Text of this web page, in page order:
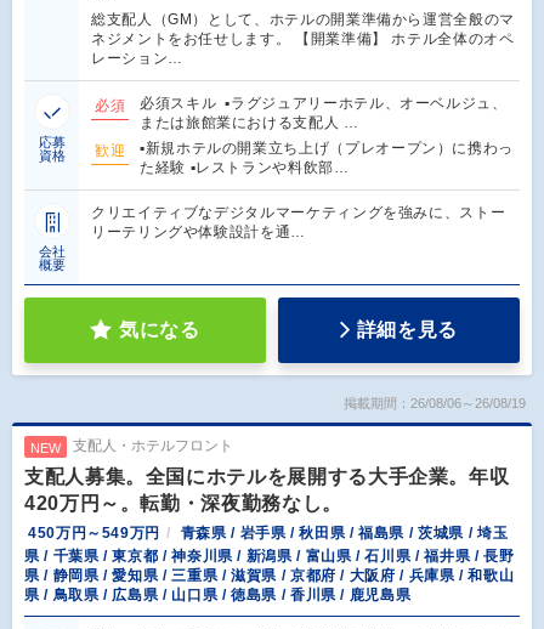
総支配人（GM）として、ホテルの開業準備から運営全般のマ
ネジメントをお任せします。 【開業準備】 ホテル全体のオペ
レーション…
応募
資格
必須
必須スキル ▪︎ラグジュアリーホテル、オーベルジュ、
または旅館業における支配人 …
歓迎
▪︎新規ホテルの開業立ち上げ（プレオープン）に携わっ
た経験 ▪︎レストランや料飲部…
会社
概要
クリエイティブなデジタルマーケティングを強みに、ストー
リーテリングや体験設計を通…
気になる 詳細を見る
掲載期間：26/08/06～26/08/19
NEW 支配人・ホテルフロント
支配人募集。全国にホテルを展開する大手企業。年収
420万円～。転勤・深夜勤務なし。
450万円～549万円
青森県 / 岩手県 / 秋田県 / 福島県 / 茨城県 / 埼玉
県 / 千葉県 / 東京都 / 神奈川県 / 新潟県 / 富山県 / 石川県 / 福井県 / 長野
県 / 静岡県 / 愛知県 / 三重県 / 滋賀県 / 京都府 / 大阪府 / 兵庫県 / 和歌山
県 / 鳥取県 / 広島県 / 山口県 / 徳島県 / 香川県 / 鹿児島県